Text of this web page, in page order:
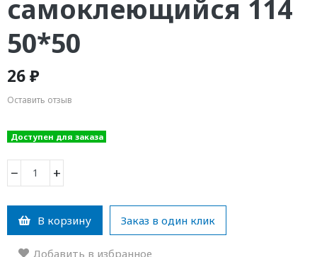
самоклеющийся 114
50*50
26 ₽
Оставить отзыв
Доступен для заказа
− +
В корзину Заказ в один клик
Добавить в избранное